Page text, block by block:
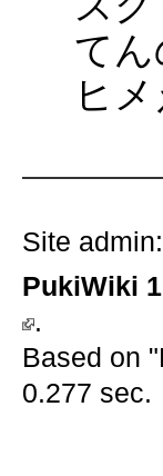
てん
ヒ
Site admin:
PukiWiki
.
Based on
0.277 sec.